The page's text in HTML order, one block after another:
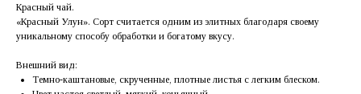
Красный чай.
«Красный Улун». Сорт считается одним из элитных благодаря своему
уникальному способу обработки и богатому вкусу.
Внешний вид:
Темно-каштановые, скрученные, плотные листья с легким блеском.